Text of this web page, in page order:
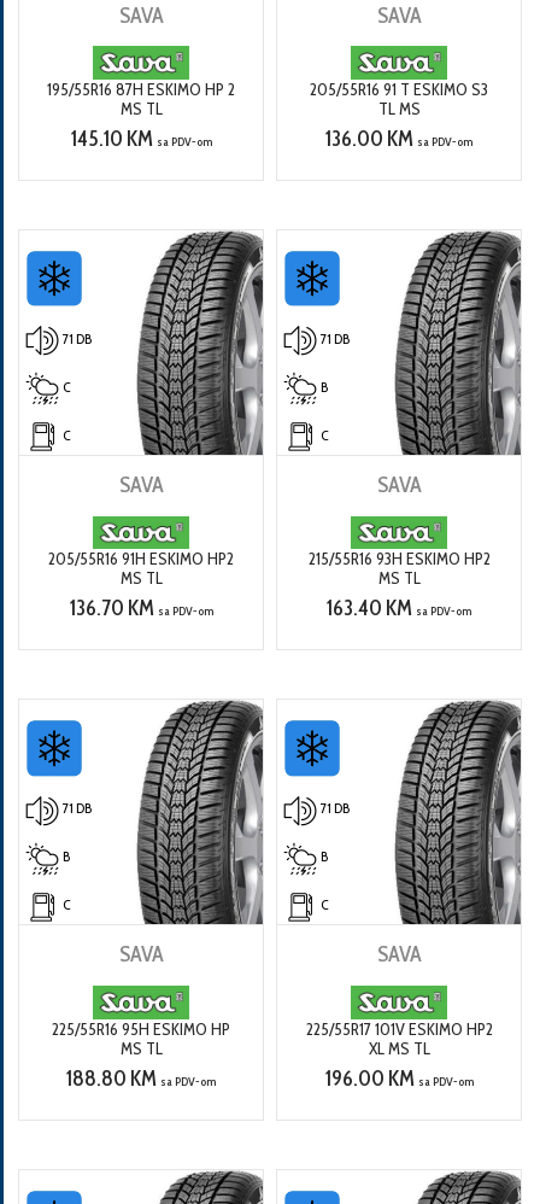
SAVA
195/55R16 87H ESKIMO HP 2
MS TL
145.10 KM sa PDV-om
SAVA
205/55R16 91 T ESKIMO S3
TL MS
136.00 KM sa PDV-om
71 DB
C
C
SAVA
205/55R16 91H ESKIMO HP2
MS TL
136.70 KM sa PDV-om
71 DB
B
C
SAVA
215/55R16 93H ESKIMO HP2
MS TL
163.40 KM sa PDV-om
71 DB
B
C
SAVA
225/55R16 95H ESKIMO HP
MS TL
188.80 KM sa PDV-om
71 DB
B
C
SAVA
225/55R17 101V ESKIMO HP2
XL MS TL
196.00 KM sa PDV-om